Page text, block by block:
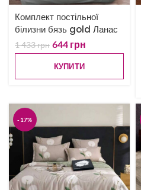
Комплект постільної
білизни бязь gold Ланас
1 433грн 644 грн
КУПИТИ
-17%